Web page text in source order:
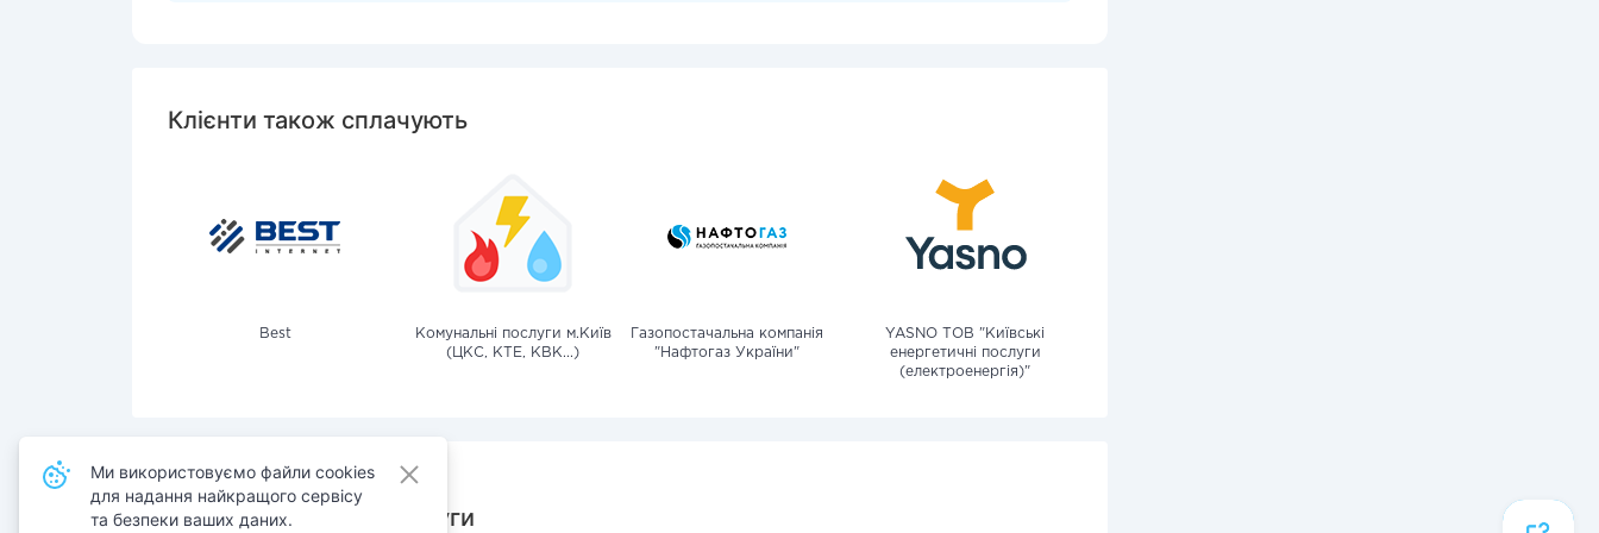
Клієнти також сплачують
Best
Комунальні послуги м.Київ
(ЦКС, КТЕ, КВК...)
Газопостачальна компанія
"Нафтогаз України"
YASNO ТОВ "Київські
енергетичні послуги
(електроенергія)"
Також сплачують послуги
Ми використовуємо файли cookies
для надання найкращого сервісу
та безпеки ваших даних.